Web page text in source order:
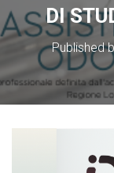
DI
Published